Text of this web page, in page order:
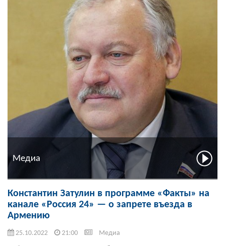
Медиа
Константин Затулин в программе «Факты» на
канале «Россия 24» — о запрете въезда в
Армению
25.10.2022 21:00 Медиа